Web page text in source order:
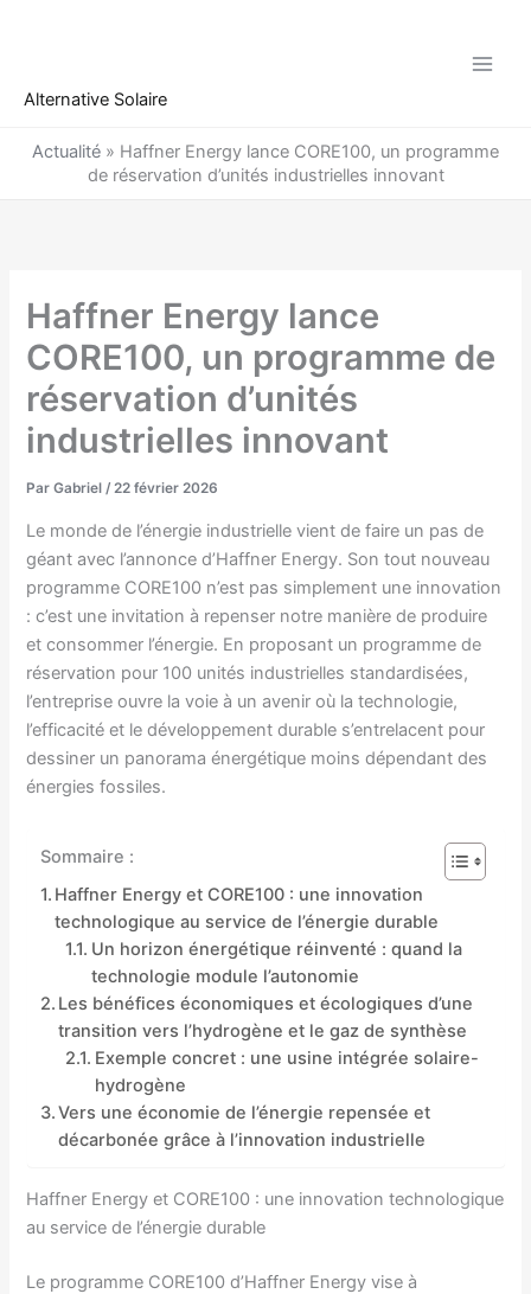
Alternative Solaire
Actualité » Haffner Energy lance CORE100, un programme
de réservation d’unités industrielles innovant
Haffner Energy lance
CORE100, un programme de
réservation d’unités
industrielles innovant
ParGabriel/22 février 2026
Le monde de l’énergie industrielle vient de faire un pas de
géant avec l’annonce d’Haffner Energy. Son tout nouveau
programme CORE100 n’est pas simplement une innovation
: c’est une invitation à repenser notre manière de produire
et consommer l’énergie. En proposant un programme de
réservation pour 100 unités industrielles standardisées,
l’entreprise ouvre la voie à un avenir où la technologie,
l’efficacité et le développement durable s’entrelacent pour
dessiner un panorama énergétique moins dépendant des
énergies fossiles.
Sommaire :
Haffner Energy et CORE100 : une innovation
technologique au service de l’énergie durable
Un horizon énergétique réinventé : quand la
technologie module l’autonomie
Les bénéfices économiques et écologiques d’une
transition vers l’hydrogène et le gaz de synthèse
Exemple concret : une usine intégrée solaire-
hydrogène
Vers une économie de l’énergie repensée et
décarbonée grâce à l’innovation industrielle
Haffner Energy et CORE100 : une innovation technologique
au service de l’énergie durable
Le programme CORE100 d’Haffner Energy vise à